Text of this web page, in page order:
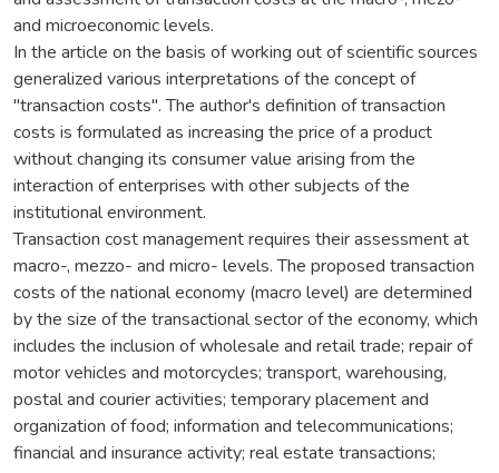
and microeconomic levels.
In the article on the basis of working out of scientific sources
generalized various interpretations of the concept of
"transaction costs". The author's definition of transaction
costs is formulated as increasing the price of a product
without changing its consumer value arising from the
interaction of enterprises with other subjects of the
institutional environment.
Transaction cost management requires their assessment at
macro-, mezzo- and micro- levels. The proposed transaction
costs of the national economy (macro level) are determined
by the size of the transactional sector of the economy, which
includes the inclusion of wholesale and retail trade; repair of
motor vehicles and motorcycles; transport, warehousing,
postal and courier activities; temporary placement and
organization of food; information and telecommunications;
financial and insurance activity; real estate transactions;